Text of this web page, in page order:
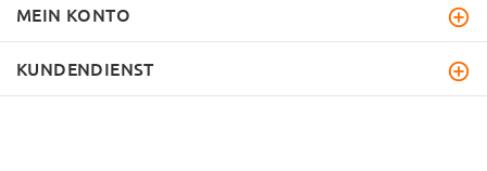
MEIN KONTO
KUNDENDIENST